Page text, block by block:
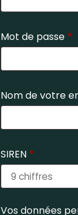
Mot de passe *
Nom de votre
SIREN *
Vos données